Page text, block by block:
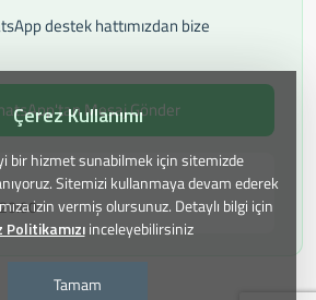
destek hattımızdan bize
Mesaj Gönder
Çerez Kullanımı
bir hizmet sunabilmek için sitemizde
Sitemizi kullanmaya devam ederek
izin vermiş olursunuz. Detaylı bilgi için
Politikamızıinceleyebilirsiniz
Tamam